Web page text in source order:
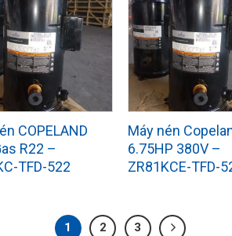
COPELAND
R22 –
TFD-522
Máy nén
6.75HP 380V –
ZR81KCE-TFD-
1 2 3